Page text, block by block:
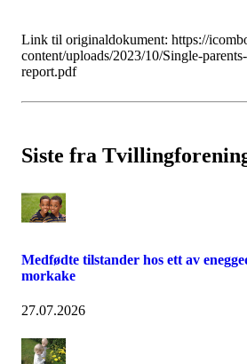
Link til originaldokument: https://
content/uploads/2023/10/Single-
report.pdf
Siste fra
Medfødte tilstander hos ett av
morkake
27.07.2026